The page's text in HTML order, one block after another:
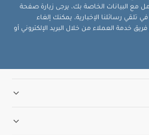
مع البيانات الخاصة بك، يرجى زيارة صفحة
تلقي رسائلنا الإخبارية، يمكنك إلغاء
خدمة العملاء من خلال البريد الإلكتروني أو